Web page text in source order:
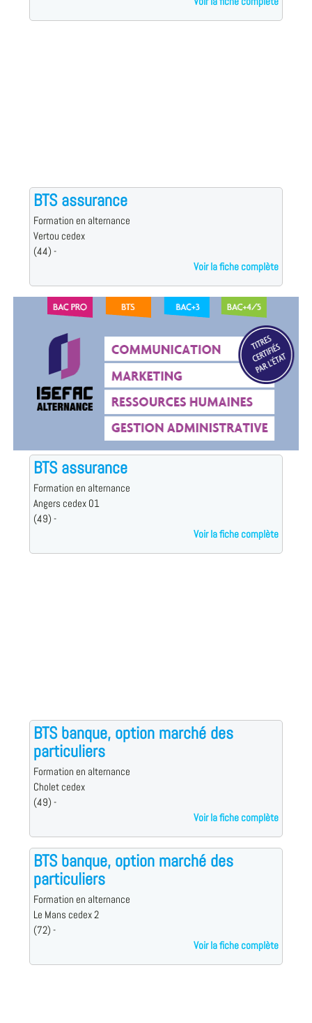
BTS assurance
Formation en alternance
Vertou cedex
(44) -
Voir la fiche complète
BTS assurance
Formation en alternance
Angers cedex 01
(49) -
Voir la fiche complète
BTS banque, option marché des
particuliers
Formation en alternance
Cholet cedex
(49) -
Voir la fiche complète
BTS banque, option marché des
particuliers
Formation en alternance
Le Mans cedex 2
(72) -
Voir la fiche complète